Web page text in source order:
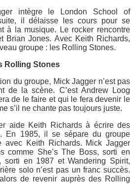
intègre le London School of
il délaisse les cours pour se
à la musique. Le rocker rencontre
Brian Jones. Avec Keith Richards,
groupe : les Rolling Stones.
Rolling Stones
du groupe, Mick Jagger n’est pas
de la scène. C’est Andrew Loog
de le faire et qui le fera devenir le
s’il ne chante pas toujours juste.
aide Keith Richards à écrire des
En 1985, il se sépare du groupe
avec Keith Richards. Mick Jagger
comme She’s The Boss, sorti en
sorti en 1987 et Wandering Spirit,
solo n’est pas un franc succès.
de revenir auprès des Rolling